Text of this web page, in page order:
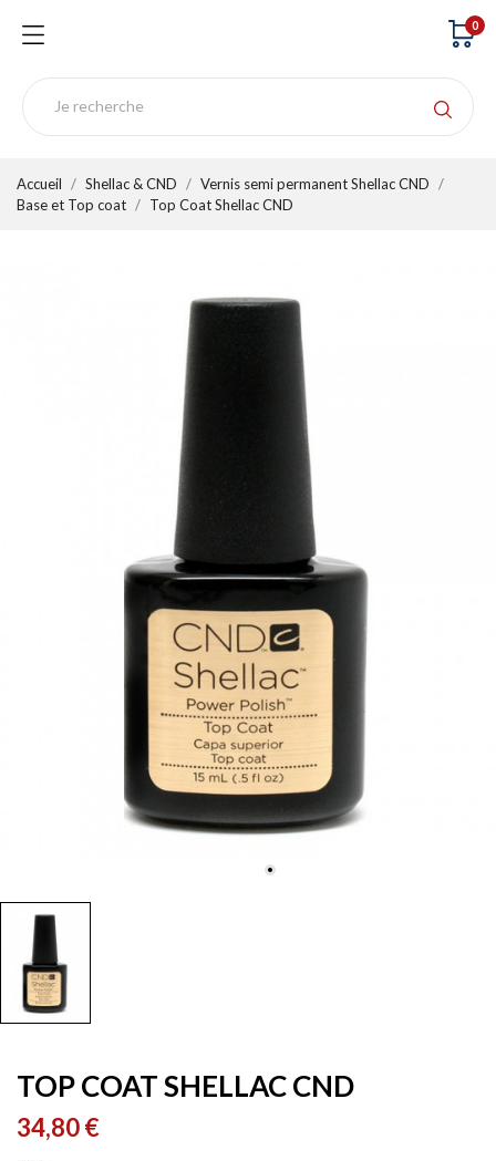
0
Accueil Shellac & CND
Vernis semi permanent Shellac CND
Base et Top coat
Top Coat Shellac CND
TOP COAT SHELLAC CND
34,80 €